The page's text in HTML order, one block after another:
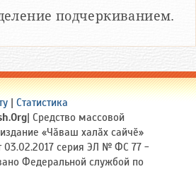
подчеркиванием.
| Статистика
| Средство массовой
«Чӑваш халӑх сайчӗ»
03.02.2017 серия ЭЛ № ФС 77 -
Федеральной службой по